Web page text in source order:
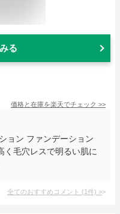
る
価格と在庫を楽天でチェック >>
ョン ファンデーション
く毛穴レスで明るい肌に
全てのおすすめコメント (1件) >